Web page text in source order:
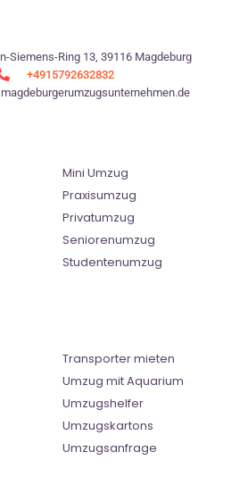
Siemens-Ring 13, 39116 Magdeburg
+4915792632832
Mini Umzug
Praxisumzug
Privatumzug
Seniorenumzug
Studentenumzug
Transporter mieten
Umzug mit Aquarium
Umzugshelfer
Umzugskartons
Umzugsanfrage